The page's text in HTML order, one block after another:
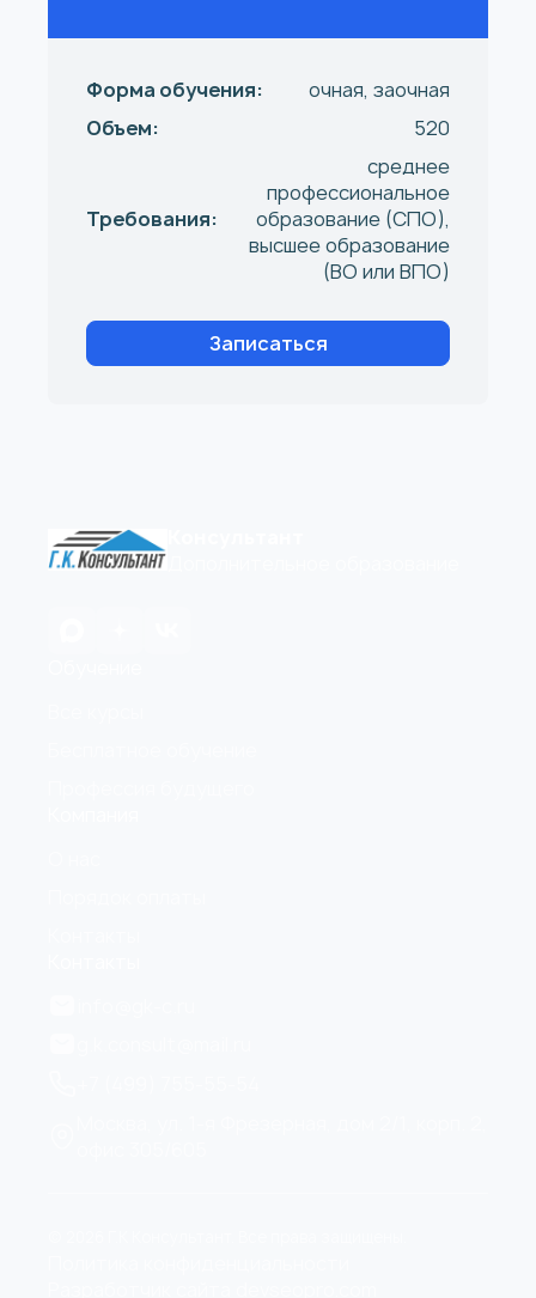
Форма обучения:
очная, заочная
Объем:
520
Требования:
среднее
профессиональное
образование (СПО),
высшее образование
(ВО или ВПО)
Записаться